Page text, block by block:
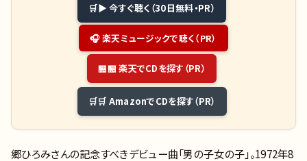
▶ 今すぐ聴く（30日無料・PR）
🎧 楽天ミュージックで聴く（PR）
🏪 楽天でCDを探す（PR）
🛒 AmazonでCDを探す（PR）
郷ひろみさんの記念すべきデビュー曲「男の子女の子」。1972年8